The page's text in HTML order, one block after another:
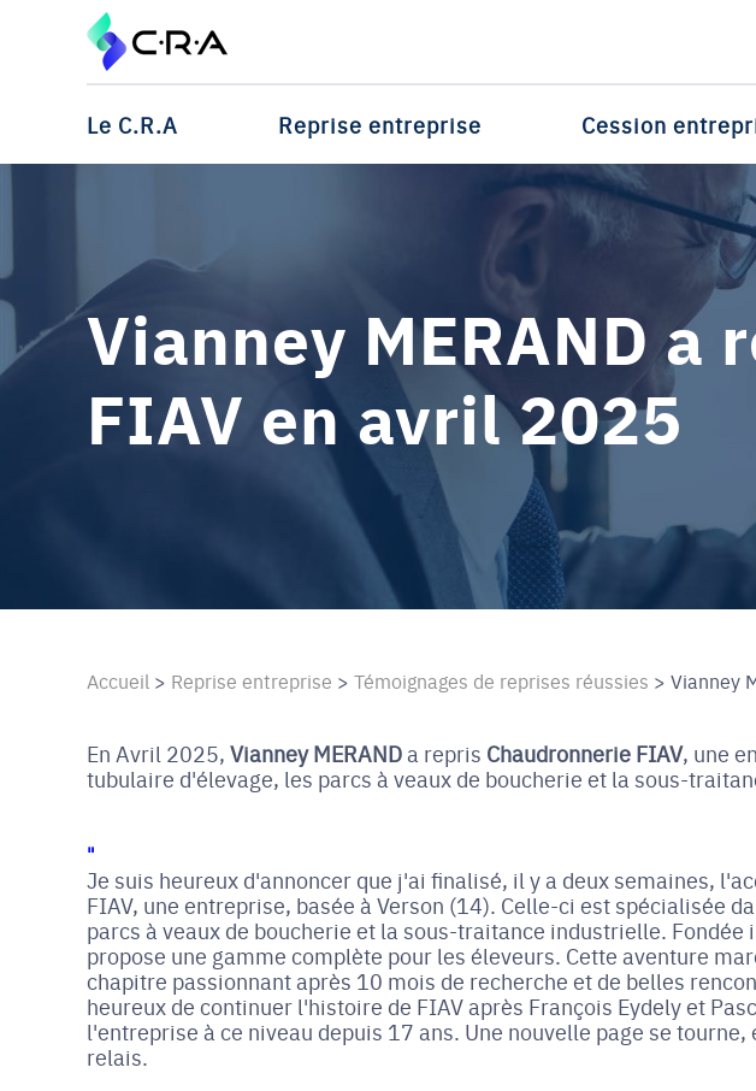
Le C.R.A Reprise entreprise Cession
Vianney MERAND
FIAV en avril 2025
Accueil > Reprise entreprise > Témoignages de reprises réussies > Vianney
En Avril 2025, Vianney MERANDa repris Chaudronnerie FIAV, une
tubulaire d'élevage, les parcs à veaux de boucherie et la sous-
"
Je suis heureux d'annoncer que j'ai finalisé, il y a deux semaines,
FIAV, une entreprise, basée à Verson (14). Celle-ci est spécialisée
parcs à veaux de boucherie et la sous-traitance industrielle. Fondée
propose une gamme complète pour les éleveurs. Cette aventure
chapitre passionnant après 10 mois de recherche et de belles
heureux de continuer l'histoire de FIAV après François Eydely et
l'entreprise à ce niveau depuis 17 ans. Une nouvelle page se
relais.